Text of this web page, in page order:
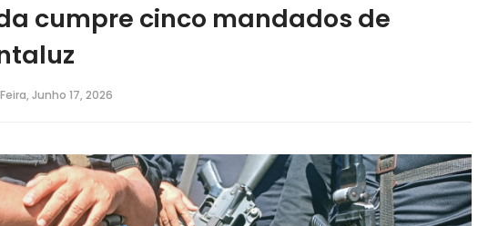
cumpre cinco mandados de
Junho 17, 2026